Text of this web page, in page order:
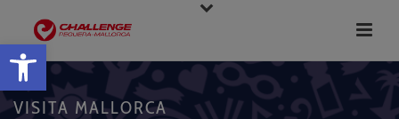
Abrir barra de herramientas
VISITA MALLORCA